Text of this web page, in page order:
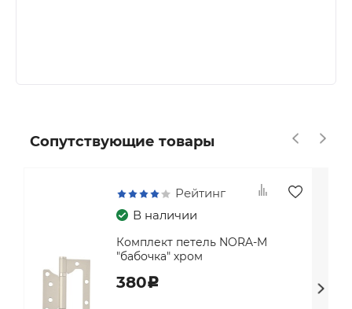
Сопутствующие товары
Рейтинг
В наличии
Комплект петель NORA-M
"бабочка" хром
380c